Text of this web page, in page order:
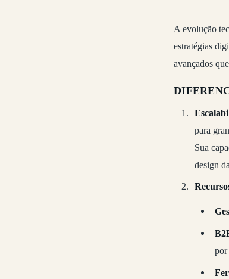
A evolução
estratégias
avançados
para
Sua
design
por